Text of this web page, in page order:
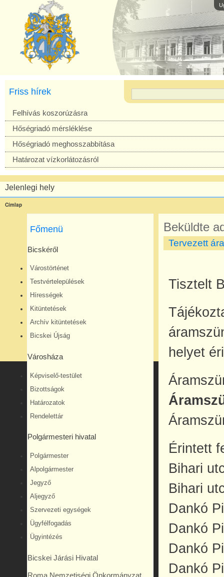
Friss hírek
Felhívás koszorúzásra
Hőségriadó mérsléklése
Hőségriadó meghosszabbítása
Határozat vízkorlátozásról
Jelenlegi hely
Címlap
Főmenü
Bicskéről
Várostörténet
Testvértelepülések
Hírességek
Kitüntetések
Archív kitüntetések
Bicskei Újság
Városháza
Képviselő-testület
Bizottságok
Határozatok
Rendelettár
Polgármesteri hivatal
Polgármester
Alpolgármester
Jegyző
Aljegyző
Szervezeti egységek
Ügyfélfogadás
Ügyintézés
Bicskei Járási Hivatal
Roma Nemzetiségi Önkormányzat
Beküldte
Tervezett
Tisztelt
helyet
Érintett
Bihari
Bihari
Dankó
Dankó
Dankó
Dankó